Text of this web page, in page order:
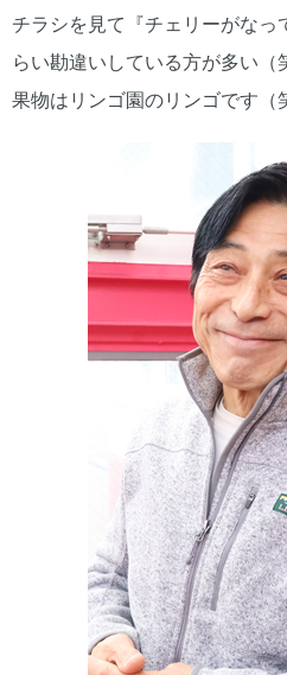
チラシを見て『チェリーがなっ
らい勘違いしている方が多い
果物はリンゴ園のリンゴです（